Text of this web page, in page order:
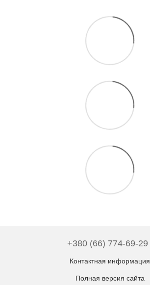
+380 (66) 774-69-29
Контактная информация
Полная версия сайта